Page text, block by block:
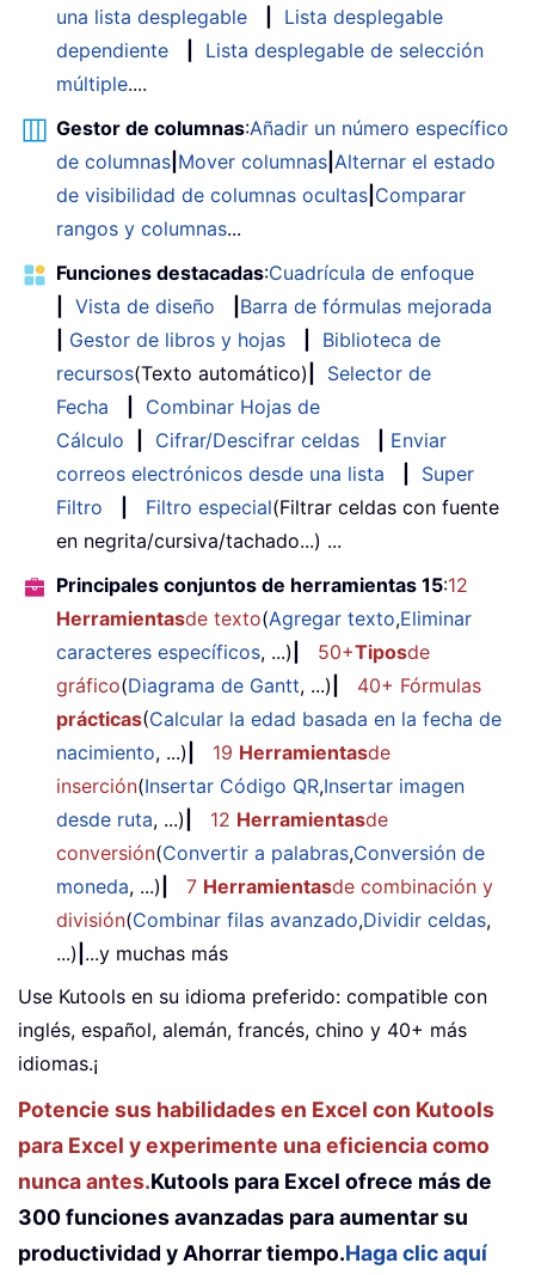
una lista desplegable
Lista desplegable
dependiente
Lista desplegable de selección
múltiple....
Gestor de columnas:Añadir un número específico
de columnas Mover columnas Alternar el estado
de visibilidad de columnas ocultas Comparar
rangos y columnas...
Funciones destacadas:Cuadrícula de enfoque
Vista de diseño
Barra de fórmulas mejorada
Gestor de libros y hojas
Biblioteca de
recursos(Texto automático)
Selector de
Fecha
Combinar Hojas de
Cálculo
Cifrar/Descifrar celdas
Enviar
correos electrónicos desde una lista
Super
Filtro
Filtro especial(Filtrar celdas con fuente
en negrita/cursiva/tachado...) ...
Principales conjuntos de herramientas 15:12
Herramientasde texto(Agregar texto,Eliminar
caracteres específicos, ...) 50+Tiposde
gráfico(Diagrama de Gantt, ...)
40+ Fórmulas
prácticas(Calcular la edad basada en la fecha de
nacimiento, ...) 19 Herramientasde
inserción(Insertar Código QR,Insertar imagen
desde ruta, ...) 12 Herramientasde
conversión(Convertir a palabras,Conversión de
moneda, ...) 7 Herramientasde combinación y
división(Combinar filas avanzado,Dividir celdas,
...) ...y muchas más
Use Kutools en su idioma preferido: compatible con
inglés, español, alemán, francés, chino y 40+ más
idiomas.¡
Potencie sus habilidades en Excel con Kutools
para Excel y experimente una eficiencia como
nunca antes.Kutools para Excel ofrece más de
300 funciones avanzadas para aumentar su
productividad y Ahorrar tiempo.Haga clic aquí